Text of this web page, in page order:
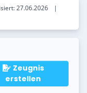
27.06.2026
|
Zeugnis
erstellen